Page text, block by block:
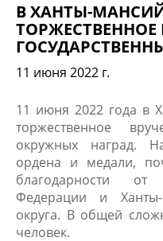
В ХАНТЫ-
ТОРЖЕСТВЕННОЕ
11 июня 2022 г.
11 июня 2022 года в
торжественное
окружных наград.
ордена и медали,
благодарности от
Федерации и Ханты-
округа. В общей
человек.